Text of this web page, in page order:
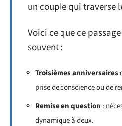
un couple qui traverse
Voici ce que ce
souvent :
Troisièmes anniversaires
prise de conscience ou de
Remise en question :
dynamique à deux.